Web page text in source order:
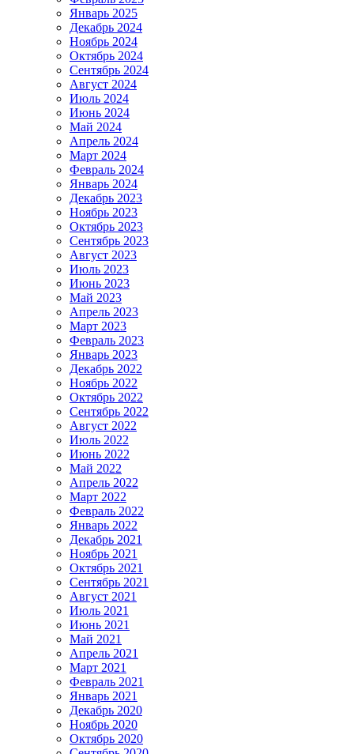
Январь 2025
Декабрь 2024
Ноябрь 2024
Октябрь 2024
Сентябрь 2024
Август 2024
Июль 2024
Июнь 2024
Май 2024
Апрель 2024
Март 2024
Февраль 2024
Январь 2024
Декабрь 2023
Ноябрь 2023
Октябрь 2023
Сентябрь 2023
Август 2023
Июль 2023
Июнь 2023
Май 2023
Апрель 2023
Март 2023
Февраль 2023
Январь 2023
Декабрь 2022
Ноябрь 2022
Октябрь 2022
Сентябрь 2022
Август 2022
Июль 2022
Июнь 2022
Май 2022
Апрель 2022
Март 2022
Февраль 2022
Январь 2022
Декабрь 2021
Ноябрь 2021
Октябрь 2021
Сентябрь 2021
Август 2021
Июль 2021
Июнь 2021
Май 2021
Апрель 2021
Март 2021
Февраль 2021
Январь 2021
Декабрь 2020
Ноябрь 2020
Октябрь 2020